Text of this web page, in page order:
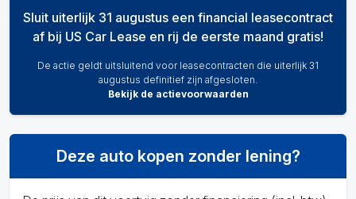
Sluit uiterlijk 31 augustus een financial leasecontract
af bij US Car Lease en rij de eerste maand gratis!
De actie geldt uitsluitend voor leasecontracten die uiterlijk 31
augustus definitief zijn afgesloten.
Bekijk de actievoorwaarden
Deze auto kopen zonder lening?